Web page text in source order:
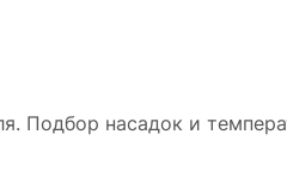
Подбор насадок и